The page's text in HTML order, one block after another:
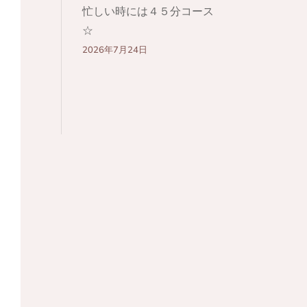
忙しい時には４５分コース
☆
2026年7月24日